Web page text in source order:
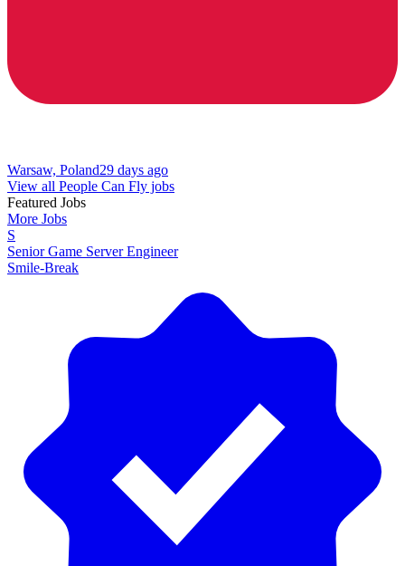
Warsaw, Poland29 days ago
View all People Can Fly jobs
Featured Jobs
More Jobs
S
Senior Game Server Engineer
Smile-Break